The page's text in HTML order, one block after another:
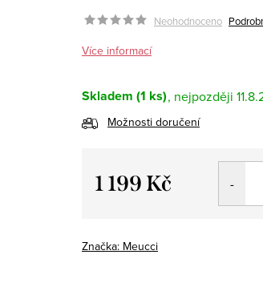
Neohodnoceno
Více informací
Skladem (1 ks)
Možnosti doručení
1 199 Kč
Značka: Meucci